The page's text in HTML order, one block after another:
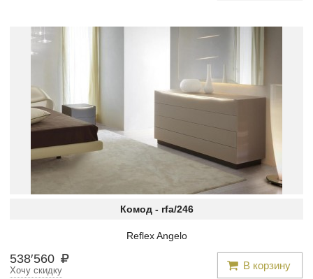
Комод - rfa/246
Reflex Angelo
538′560 В корзину
Хочу скидку